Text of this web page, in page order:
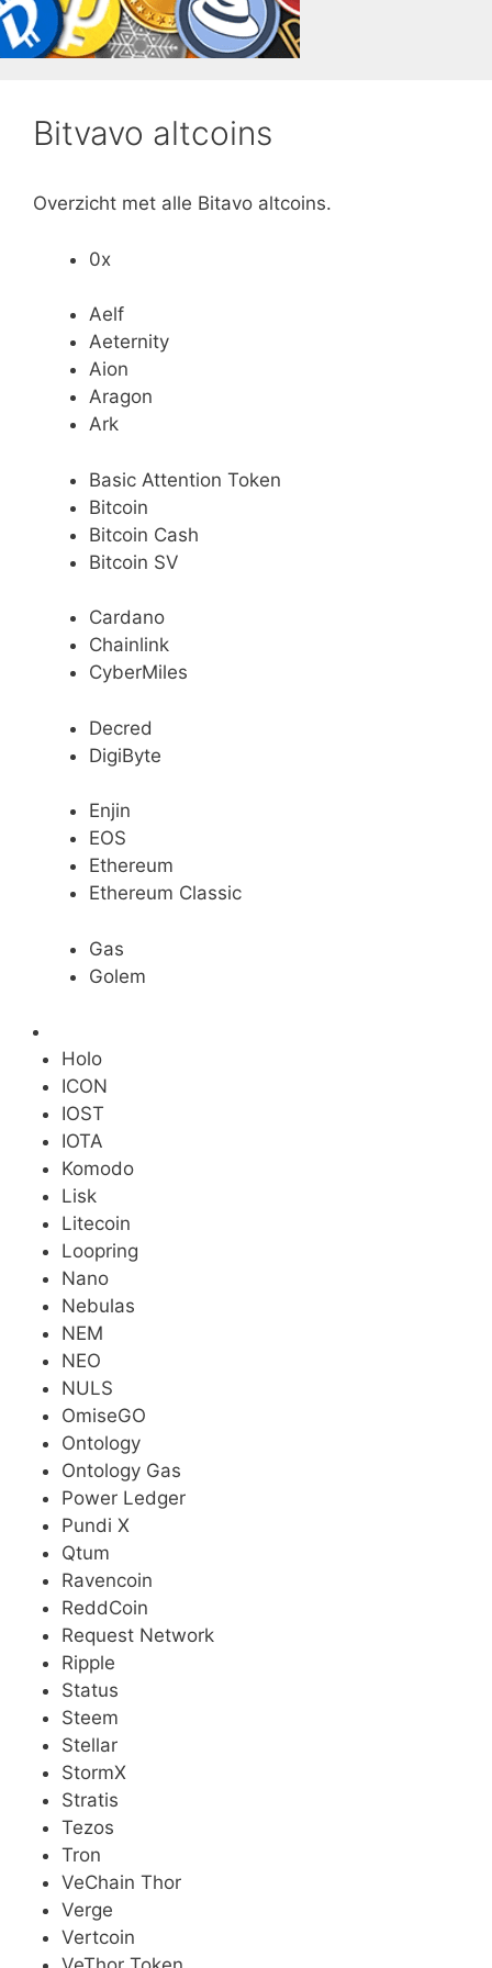
Bitvavo altcoins
Overzicht met alle Bitavo altcoins.
0x
Aelf
Aeternity
Aion
Aragon
Ark
Basic Attention Token
Bitcoin
Bitcoin Cash
Bitcoin SV
Cardano
Chainlink
CyberMiles
Decred
DigiByte
Enjin
EOS
Ethereum
Ethereum Classic
Gas
Golem
Holo
ICON
IOST
IOTA
Komodo
Lisk
Litecoin
Loopring
Nano
Nebulas
NEM
NEO
NULS
OmiseGO
Ontology
Ontology Gas
Power Ledger
Pundi X
Qtum
Ravencoin
ReddCoin
Request Network
Ripple
Status
Steem
Stellar
StormX
Stratis
Tezos
Tron
VeChain Thor
Verge
Vertcoin